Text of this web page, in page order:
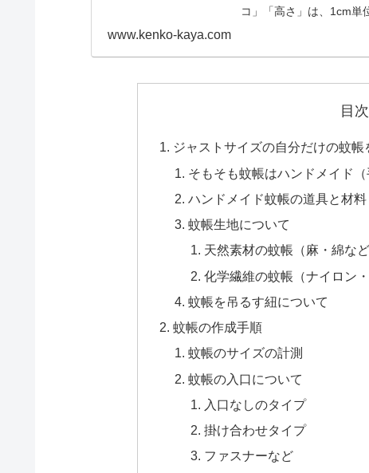
コ」「高さ」は、1cm単
www.kenko-kaya.com
目次
ジャストサイズの自分だけの蚊帳
そもそも蚊帳はハンドメイド
ハンドメイド蚊帳の道具と材料
蚊帳生地について
天然素材の蚊帳（麻・綿など
化学繊維の蚊帳（ナイロン
蚊帳を吊るす紐について
蚊帳の作成手順
蚊帳のサイズの計測
蚊帳の入口について
入口なしのタイプ
掛け合わせタイプ
ファスナーなど